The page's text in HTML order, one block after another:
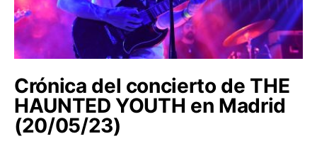
Crónica del concierto de THE
HAUNTED YOUTH en Madrid
(20/05/23)